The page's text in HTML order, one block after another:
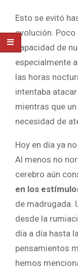
Esto se evitó
evolución.
capacidad de
especialmente
las horas
intentaba
mientras que
necesidad de
Hoy en día ya
Al menos no
cerebro aún
en los
de madrugada.
desde la
día a día hasta
pensamientos
hemos